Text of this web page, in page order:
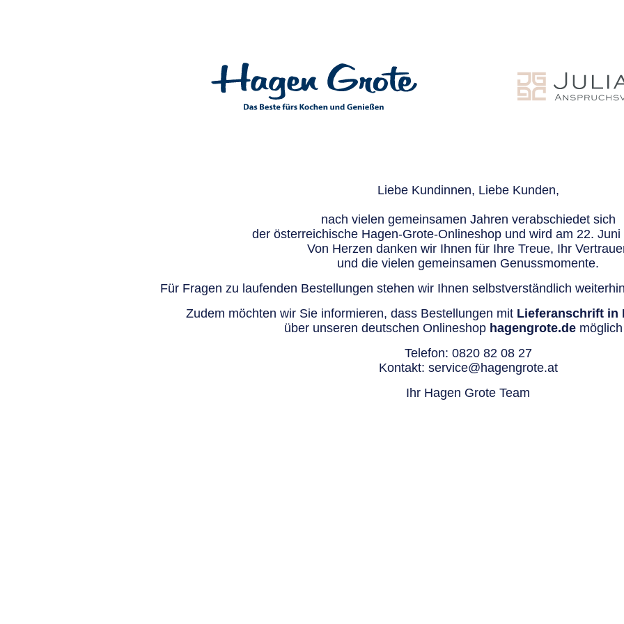
Liebe Kundinnen, Liebe Kunden,
nach vielen gemeinsamen Jahren verabschiedet sich
der österreichische Hagen-Grote-Onlineshop und wird am 22. Juni
Von Herzen danken wir Ihnen für Ihre Treue, Ihr
und die vielen gemeinsamen Genussmomente.
Für Fragen zu laufenden Bestellungen stehen wir Ihnen selbstverständlich
Zudem möchten wir Sie informieren, dass Bestellungen mit Lieferanschrift in
über unseren deutschen Onlineshop hagengrote.demöglich
Telefon: 0820 82 08 27
Kontakt: service@hagengrote.at
Ihr Hagen Grote Team